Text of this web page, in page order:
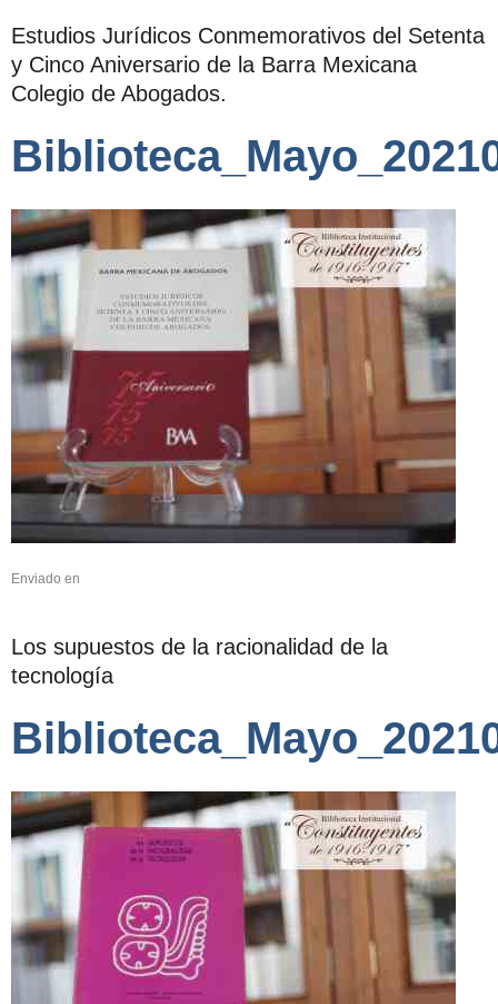
Estudios Jurídicos Conmemorativos del Setenta
y Cinco Aniversario de la Barra Mexicana
Colegio de Abogados.
Enviado en
Los supuestos de la racionalidad de la
tecnología